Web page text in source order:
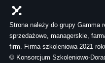
Strona należy do grupy Gamma
sprzedażowe, managerskie,
firm. Firma szkoleniowa 2021
© Konsorcjum Szkoleniowo-